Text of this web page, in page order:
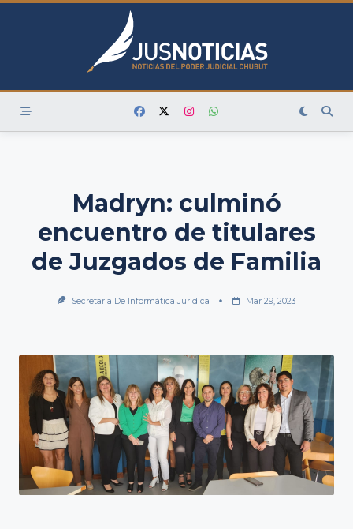
Skip
Madryn: culminó
encuentro de titulares
de Juzgados de Familia
Secretaría De Informática Jurídica Mar 29, 2023